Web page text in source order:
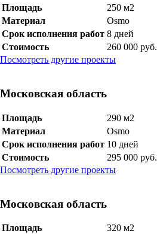
Площадь
250 м2
Материал
Osmo
Срок исполнения работ 8 дней
Стоимость
260 000 руб.
Посмотреть другие проекты
Московская область
Площадь
290 м2
Материал
Osmo
Срок исполнения работ 10 дней
Стоимость
295 000 руб.
Посмотреть другие проекты
Московская область
Площадь
320 м2